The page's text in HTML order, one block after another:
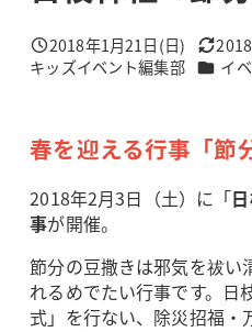
投稿日
2018年1月21日(日) 更新日
著
キッズイベント編集部 カテゴ
イ
春を迎える行事「節
2018年2月3日（土）に「
事が開催。
節分の豆撒きは邪気を祓い
れるめでたい行事です。日
式」を行ない、除災招福・